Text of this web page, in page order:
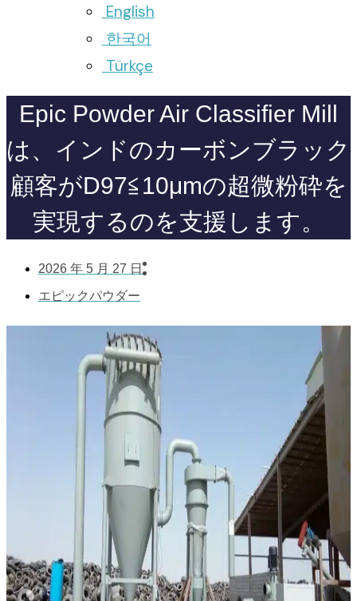
English
한국어
Türkçe
Epic Powder Air Classifier Mill
は、インドのカーボンブラック
顧客がD97≦10μmの超微粉砕を
実現するのを支援します。
2026 年 5 月 27 日
エピックパウダー